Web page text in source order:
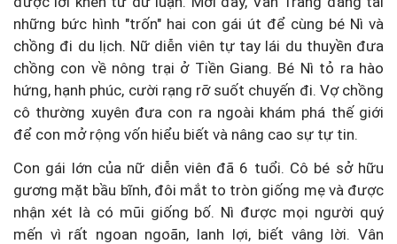
những bức hình "trốn" hai con gái út để cùng bé Nì và
chồng đi du lịch. Nữ diễn viên tự tay lái du thuyền đưa
chồng con về nông trại ở Tiền Giang. Bé Nì tỏ ra hào
hứng, hạnh phúc, cười rạng rỡ suốt chuyến đi. Vợ chồng
cô thường xuyên đưa con ra ngoài khám phá thế giới
để con mở rộng vốn hiểu biết và nâng cao sự tự tin.
Con gái lớn của nữ diễn viên đã 6 tuổi. Cô bé sở hữu
gương mặt bầu bĩnh, đôi mắt to tròn giống mẹ và được
nhận xét là có mũi giống bố. Nì được mọi người quý
mến vì rất ngoan ngoãn, lanh lợi, biết vâng lời. Vân